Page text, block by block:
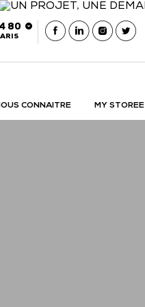
80
CONNAITRE MY STOREE